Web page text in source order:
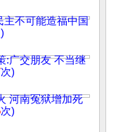
主不可能造福中国
:广交朋友 不当继
次)
河南冤狱增加死
次)